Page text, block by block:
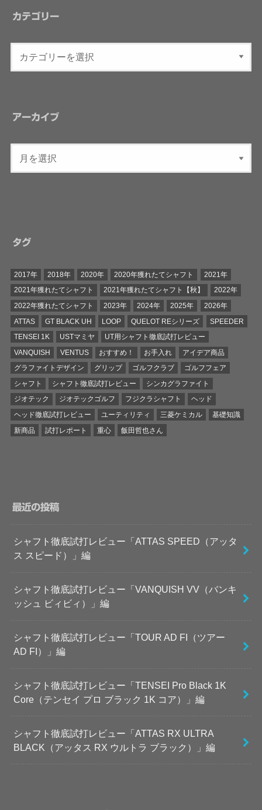
カテゴリー
アーカイブ
タグ
2017年 2018年 2020年 2020年獲れたてシャフト
2021年
2021年獲れたてシャフト
2021年獲れたてシャフト【秋】
2022年
2022年獲れたてシャフト
2023年 2024年 2025年
2026年
ATTAS
GT BLACK UH LOOP QUELOT REシリーズ
SPEEDER
TENSEI 1K
USTマミヤ
UT用シャフト徹底試打レビュー
VANQUISH
VENTUS おすすめ！ お手入れ
アイデア商品
グラファイトデザイン
グリップ ゴルフクラブ
ゴルフフェア
シャフト
シャフト徹底試打レビュー
シンカグラファイト
ジオテック
ジオテックゴルフ フジクラシャフト
ヘッド
ヘッド徹底試打レビュー
ユーティリティ 三菱ケミカル
基礎知識
新商品
試打レポート 重心 飯田哲也さん
最近の投稿
シャフト徹底試打レビュー「ATTAS SPEED（アッタ
ス スピード）」編
シャフト徹底試打レビュー「VANQUISH VV（バンキ
ッシュ ビィビィ）」編
シャフト徹底試打レビュー「TOUR AD FI（ツアー
AD FI）」編
シャフト徹底試打レビュー「TENSEI Pro Black 1K
Core（テンセイ プロ ブラック 1K コア）」編
シャフト徹底試打レビュー「ATTAS RX ULTRA
BLACK（アッタス RX ウルトラ ブラック）」編